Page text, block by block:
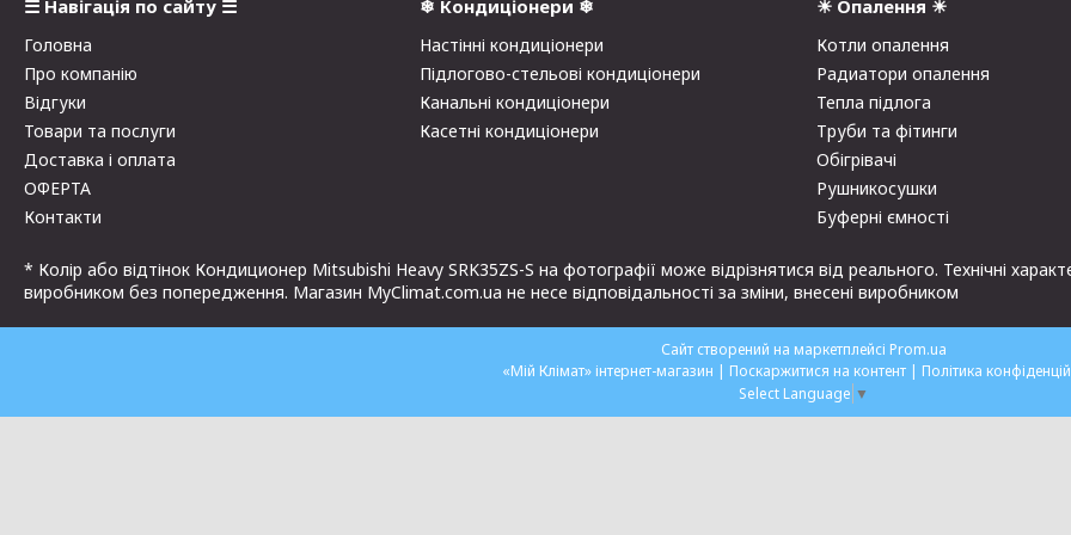
☰ Навігація по сайту ☰
Головна
Про компанію
Відгуки
Товари та послуги
Доставка і оплата
ОФЕРТА
Контакти
❄ Кондиціонери ❄
Настінні кондиціонери
Підлогово-стельові кондиціонери
Канальні кондиціонери
Касетні кондиціонери
☀ Опалення ☀
Котли опалення
Радиатори опалення
Тепла підлога
Труби та фітинги
Обігрівачі
Рушникосушки
Буферні ємності
* Колір або відтінок Кондиционер Mitsubishi Heavy SRK35ZS-S на фотографії може відрізнятися від реального. Технічні
виробником без попередження. Магазин MyClimat.com.ua не несе відповідальності за зміни, внесені виробником
Сайт створений на маркетплейсі Prom.ua
«Мій Клімат» інтернет-магазин | Поскаржитися на контент | Політика
Select Language ▼